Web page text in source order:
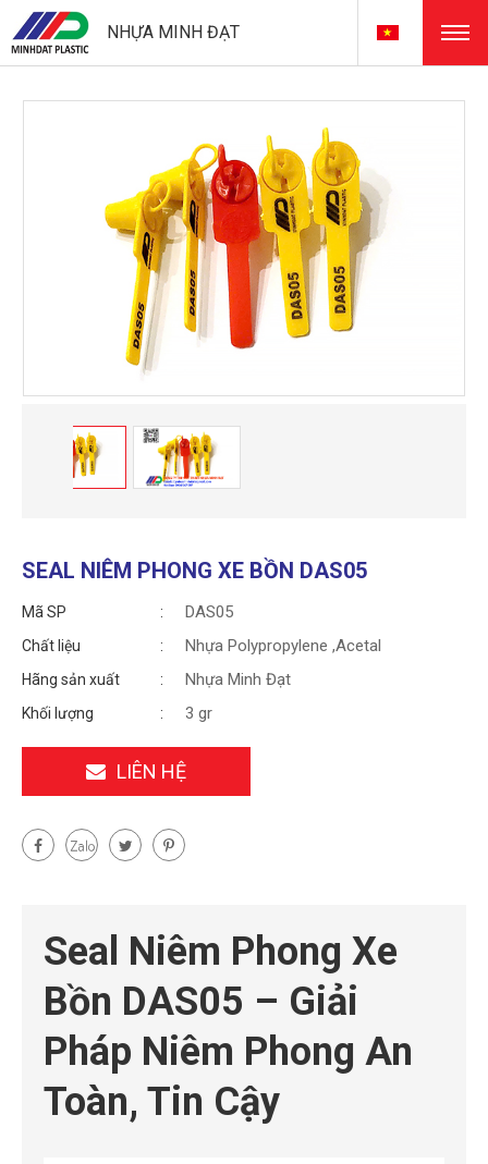
NHỰA MINH ĐẠT
SEAL NIÊM PHONG XE BỒN DAS05
Mã SP DAS05
Chất liệu Nhựa Polypropylene ,Acetal
Hãng sản xuất Nhựa Minh Đạt
Khối lượng 3 gr
LIÊN HỆ
Seal Niêm Phong Xe
Bồn DAS05 – Giải
Pháp Niêm Phong An
Toàn, Tin Cậy